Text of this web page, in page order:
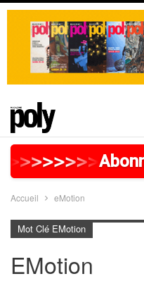
>>>>>>>>>>>
Accueil eMotion
Mot Clé EMotion
EMotion